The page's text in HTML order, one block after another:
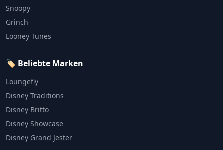
Snoopy
Grinch
Looney Tunes
🏷️ Beliebte Marken
Loungefly
Disney Traditions
Disney Britto
Disney Showcase
Disney Grand Jester